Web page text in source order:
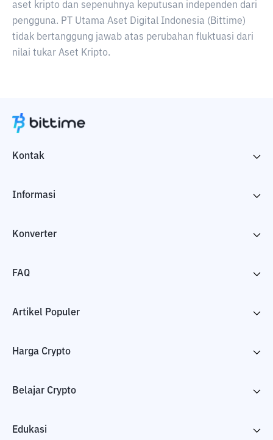
aset kripto dan sepenuhnya keputusan independen dari
pengguna. PT Utama Aset Digital Indonesia (Bittime)
tidak bertanggung jawab atas perubahan fluktuasi dari
nilai tukar Aset Kripto.
Kontak
Informasi
Konverter
FAQ
Artikel Populer
Harga Crypto
Belajar Crypto
Edukasi